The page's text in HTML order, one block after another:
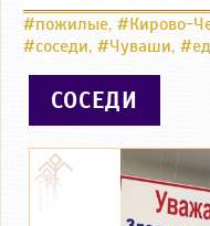
#пожилые, #Кирово-
#соседи, #Чуваши,
СОСЕДИ